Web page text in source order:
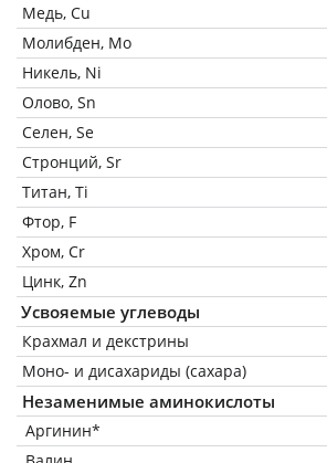
Медь, Cu
Молибден, Mo
Никель, Ni
Олово, Sn
Селен, Se
Стронций, Sr
Титан, Ti
Фтор, F
Хром, Cr
Цинк, Zn
Усвояемые углеводы
Крахмал и декстрины
Моно- и дисахариды (сахара)
Незаменимые аминокислоты
Аргинин*